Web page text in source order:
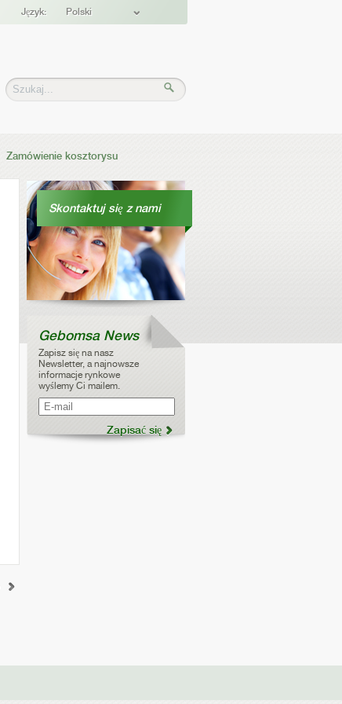
Język: Polski
Zamówienie kosztorysu
Skontaktuj się z nami
Gebomsa News
Zapisz się na nasz
Newsletter, a najnowsze
informacje rynkowe
wyślemy Ci mailem.